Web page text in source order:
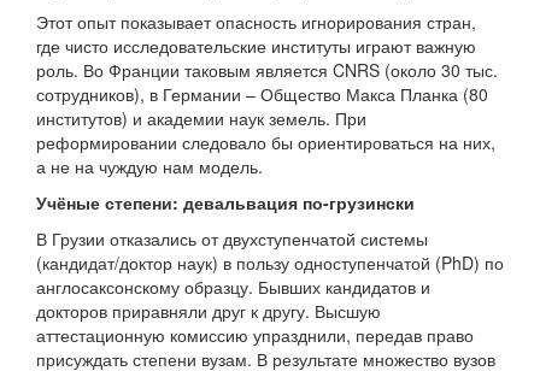
Этот опыт показывает опасность игнорирования стран,
где чисто исследовательские институты играют важную
роль. Во Франции таковым является CNRS (около 30 тыс.
сотрудников), в Германии – Общество Макса Планка (80
институтов) и академии наук земель. При
реформировании следовало бы ориентироваться на них,
а не на чуждую нам модель.
Учёные степени: девальвация по-грузински
В Грузии отказались от двухступенчатой системы
(кандидат/доктор наук) в пользу одноступенчатой (PhD) по
англосаксонскому образцу. Бывших кандидатов и
докторов приравняли друг к другу. Высшую
аттестационную комиссию упразднили, передав право
присуждать степени вузам. В результате множество вузов